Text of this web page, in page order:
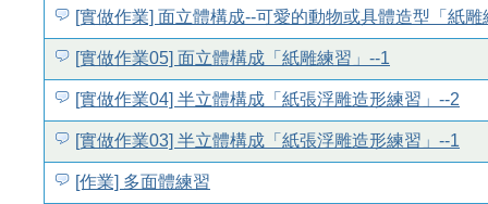
[實做作業] 面立體構成--可愛的動物或具體造型「紙雕
[實做作業05] 面立體構成「紙雕練習」--1
[實做作業04] 半立體構成「紙張浮雕造形練習」--2
[實做作業03] 半立體構成「紙張浮雕造形練習」--1
[作業] 多面體練習